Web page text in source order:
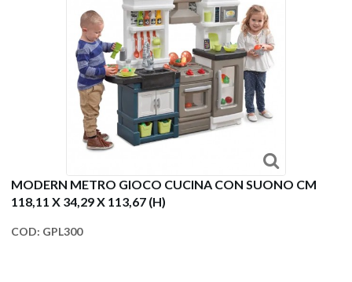
MODERN METRO GIOCO CUCINA CON SUONO CM
118,11 X 34,29 X 113,67 (H)
COD: GPL300